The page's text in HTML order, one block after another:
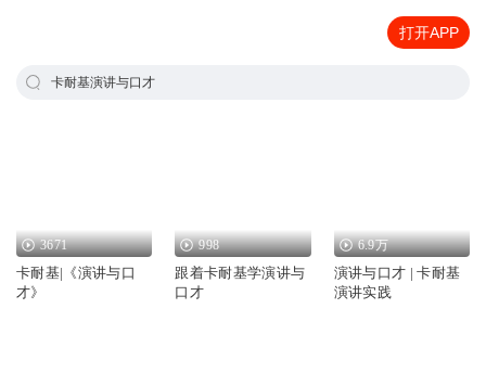
打开APP
卡耐基演讲与口才
3671
卡耐基|《演讲与口
才》
998
跟着卡耐基学演讲与
口才
6.9万
演讲与口才 | 卡耐基
演讲实践